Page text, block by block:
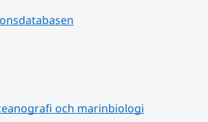
och marinbiologi